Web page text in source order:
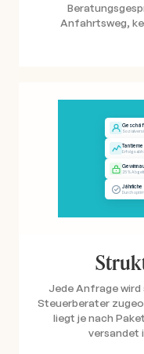
Anfahrtsweg,
Jede Anfrage
Steuerberater
liegt je nach
versandet